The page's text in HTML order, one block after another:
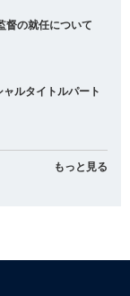
督の就任について
ルタイトルパート
もっと見る